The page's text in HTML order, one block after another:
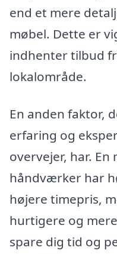
end et mere
møbel. Dette er
indhenter tilbud
lokalområde.
En anden faktor,
erfaring og
overvejer, har. En
håndværker har
højere timepris,
hurtigere og
spare dig tid og